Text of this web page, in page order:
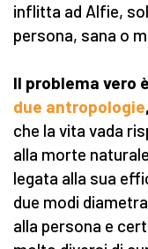
inflitta ad Alfie,
persona, sana o
Il problema vero
due antropologie,
che la vita vada
alla morte
legata alla sua
due modi
alla persona e